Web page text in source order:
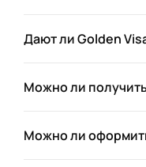
Дают ли Golden
Можно ли
Можно ли